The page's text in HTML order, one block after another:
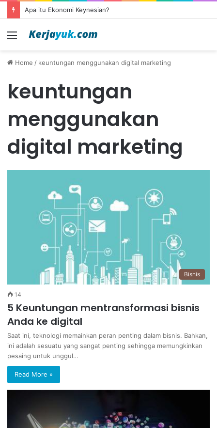
Apa itu Ekonomi Keynesian?
Menu
Home / keuntungan menggunakan digital marketing
keuntungan
menggunakan
digital marketing
Bisnis
14
5 Keuntungan mentransformasi bisnis
Anda ke digital
Saat ini, teknologi memainkan peran penting dalam bisnis. Bahkan,
ini adalah sesuatu yang sangat penting sehingga memungkinkan
pesaing untuk unggul…
Read More »